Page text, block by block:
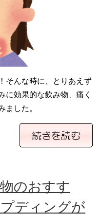
そんな時に、とりあえず
に効果的な飲み物、痛く
ました。
のおすす
ディングが